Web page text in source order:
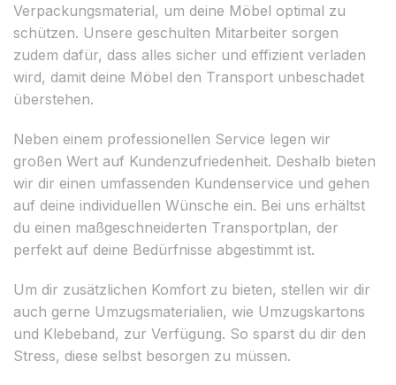
Verpackungsmaterial, um deine Möbel optimal zu
schützen. Unsere geschulten Mitarbeiter sorgen
zudem dafür, dass alles sicher und effizient verladen
wird, damit deine Möbel den Transport unbeschadet
überstehen.
Neben einem professionellen Service legen wir
großen Wert auf Kundenzufriedenheit. Deshalb bieten
wir dir einen umfassenden Kundenservice und gehen
auf deine individuellen Wünsche ein. Bei uns erhältst
du einen maßgeschneiderten Transportplan, der
perfekt auf deine Bedürfnisse abgestimmt ist.
Um dir zusätzlichen Komfort zu bieten, stellen wir dir
auch gerne Umzugsmaterialien, wie Umzugskartons
und Klebeband, zur Verfügung. So sparst du dir den
Stress, diese selbst besorgen zu müssen.